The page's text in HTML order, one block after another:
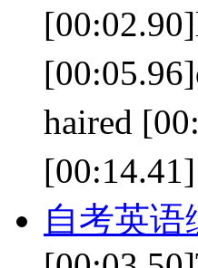
haired
自考英语